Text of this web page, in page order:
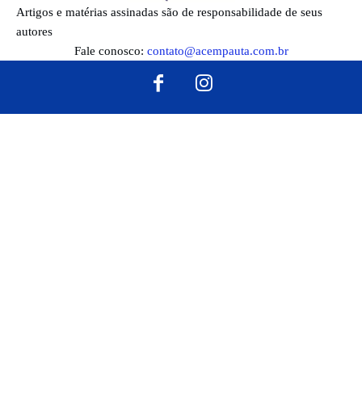
Artigos e matérias assinadas são de responsabilidade de seus
autores
Fale conosco: contato@acempauta.com.br